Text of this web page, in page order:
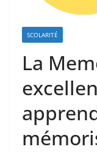
SCOLARITÉ
La